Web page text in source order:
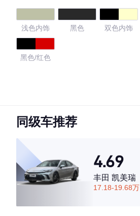
浅色内饰 黑色 双色内饰
黑色/红色
·内饰表现较为优秀，优于92%同级车
·空间表现一般，低于63%同级车
同级车推荐
4.69
丰田 凯美瑞
17.18-19.68万